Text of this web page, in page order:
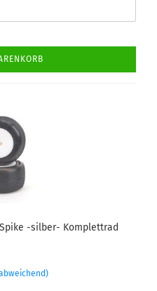
-silber- Komplettrad